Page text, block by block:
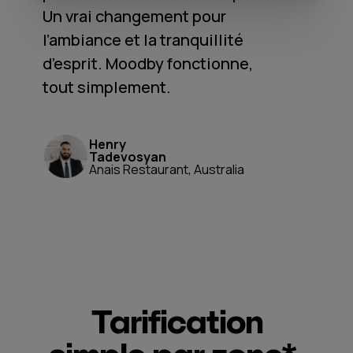
Un vrai changement pour
l’ambiance et la tranquillité
d’esprit. Moodby fonctionne,
tout simplement.
Henry
Tadevosyan
Anais Restaurant, Australia
Tarification